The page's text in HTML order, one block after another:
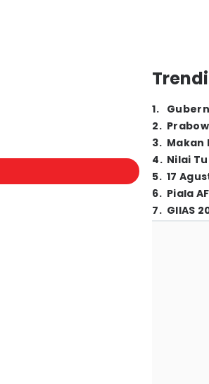
1.
2.
3. Makan
4. Nilai
5. 17
6. Piala
7. GIIAS